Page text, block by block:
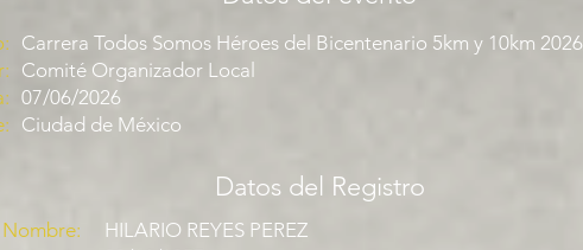
Carrera Todos Somos Héroes del Bicentenario 5km y 10km 2026
Comité Organizador Local
07/06/2026
Ciudad de México
Datos del Registro
Nombre:
HILARIO REYES PEREZ